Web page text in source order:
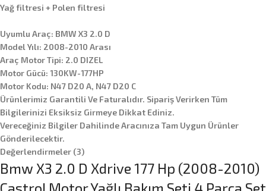
Yağ filtresi + Polen filtresi
Uyumlu Araç: BMW X3 2.0 D
Model Yılı: 2008-2010 Arası
Araç Motor Tipi: 2.0 DIZEL
Motor Gücü: 130KW-177HP
Motor Kodu: N47 D20 A, N47 D20 C
Ürünlerimiz Garantili Ve Faturalıdır. Sipariş Verirken Tüm
Bilgilerinizi Eksiksiz Girmeye Dikkat Ediniz.
Vereceğiniz Bilgiler Dahilinde Aracınıza Tam Uygun Ürünler
Gönderilecektir.
Değerlendirmeler (3)
Bmw X3 2.0 D Xdrive 177 Hp (2008-2010)
Castrol Motor Yağlı Bakım Seti 4 Parça Set